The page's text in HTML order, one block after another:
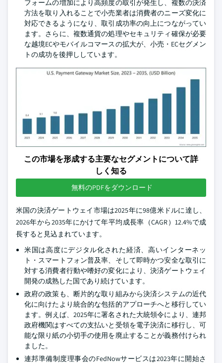
フォームの増加により高頻度の取引が発生し、複数の決済
方法を取り入れることで小売業者は消費者のニーズ変化に
対応できるようになり、取引成功率の向上につながってい
ます。さらに、複数通貨の処理やセキュリティ確保が必要
な越境ECやモバイルコマースの拡大が、小売・ECセグメン
トの成功を後押ししています。
この市場を形成する主要なセグメントについて詳
しく知る
無料のPDFをダウンロード
米国の決済ゲートウェイ市場は2025年に98億米ドルに達し、
2026年から2035年にかけて年平均成長率（CAGR）12.4%で成
長すると見込まれています。
米国は高度にデジタル化された経済、高いインターネッ
ト・スマートフォン普及率、そして即時かつ安全な取引に
対する消費者行動や嗜好の変化により、決済ゲートウェイ
開発の成熟した国であり続けています。
政府の政策も、断片的な取り組みから決済システムの近代
化に向けたより統合的な包括的アプローチへと移行してい
ます。例えば、2025年に署名された大統領令により、連邦
政府機関はすべての支払いと受領を電子決済に移行し、可
能な限り紙の小切手の使用を廃止することが義務付けられ
ました。
連邦準備制度理事会のFedNowサービスは2023年に開始さ